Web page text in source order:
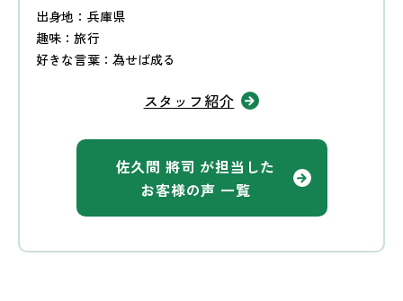
出身地：兵庫県
趣味：旅行
好きな言葉：為せば成る
スタッフ紹介
佐久間 將司 が担当した
お客様の声 一覧